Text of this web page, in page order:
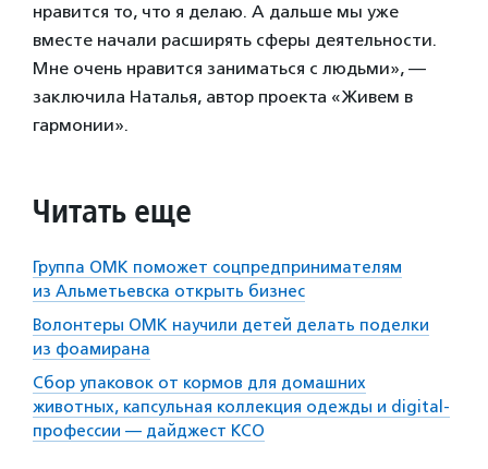
нравится то, что я делаю. А дальше мы уже
вместе начали расширять сферы деятельности.
Мне очень нравится заниматься с людьми», —
заключила Наталья, автор проекта «Живем в
гармонии».
Читать еще
Группа ОМК поможет соцпредпринимателям
из Альметьевска открыть бизнес
Волонтеры ОМК научили детей делать поделки
из фоамирана
Сбор упаковок от кормов для домашних
животных, капсульная коллекция одежды и digital-
профессии — дайджест КСО